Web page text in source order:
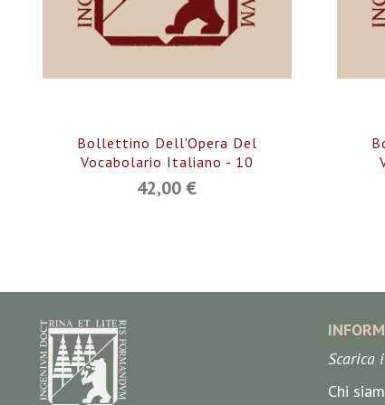
Bollettino Dell'Opera Del
Vocabolario Italiano - 10
42,00 €
Scarica
Chi